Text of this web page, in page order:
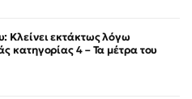
Κλείνει εκτάκτως λόγω
κατηγορίας 4 – Τα μέτρα του